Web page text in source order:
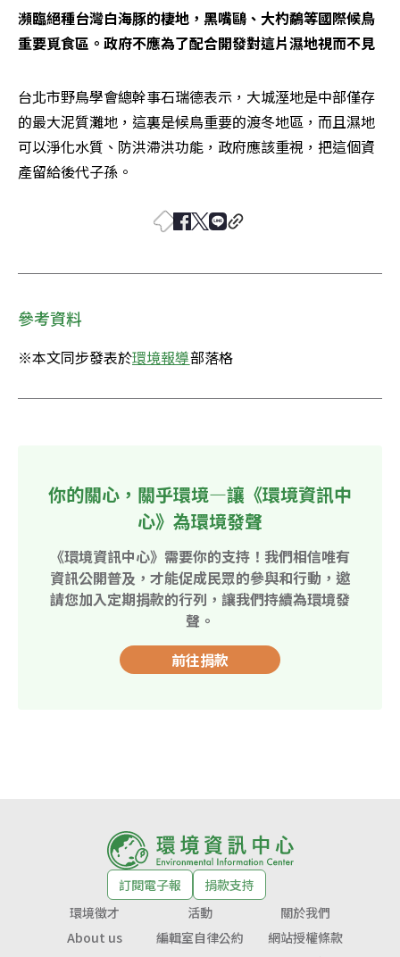
瀕臨絕種台灣白海豚的棲地，黑嘴鷗、大杓鷸等國際候鳥
重要覓食區。政府不應為了配合開發對這片濕地視而不見
台北市野鳥學會總幹事石瑞德表示，大城溼地是中部僅存
的最大泥質灘地，這裏是候鳥重要的渡冬地區，而且濕地
可以淨化水質、防洪滯洪功能，政府應該重視，把這個資
產留給後代子孫。
參考資料
※本文同步發表於環境報導部落格
你的關心，關乎環境—讓《環境資訊中
心》為環境發聲
《環境資訊中心》需要你的支持！我們相信唯有
資訊公開普及，才能促成民眾的參與和行動，邀
請您加入定期捐款的行列，讓我們持續為環境發
聲。
前往捐款
訂閱電子報
捐款支持
環境徵才
活動
關於我們
About us
編輯室自律公約
網站授權條款